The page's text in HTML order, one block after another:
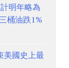
明年略為
桶油跌1%
國史上最